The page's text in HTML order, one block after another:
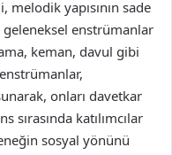
melodik yapısının sade
geleneksel enstrümanlar
keman, davul gibi
onları davetkar
sırasında katılımcılar
sosyal yönünü